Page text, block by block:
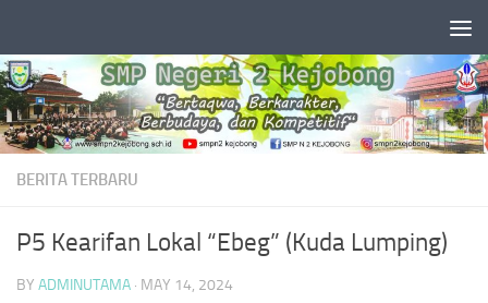
BERITA TERBARU
P5 Kearifan Lokal “Ebeg” (Kuda Lumping)
BY ADMINUTAMA · MAY 14, 2024